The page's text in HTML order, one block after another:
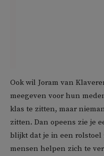
Ook wil Joram van
meegeven voor hun
klas te zitten, maar
zitten. Dan opeens zie je
blijkt dat je in een rolstoel
mensen helpen zich te